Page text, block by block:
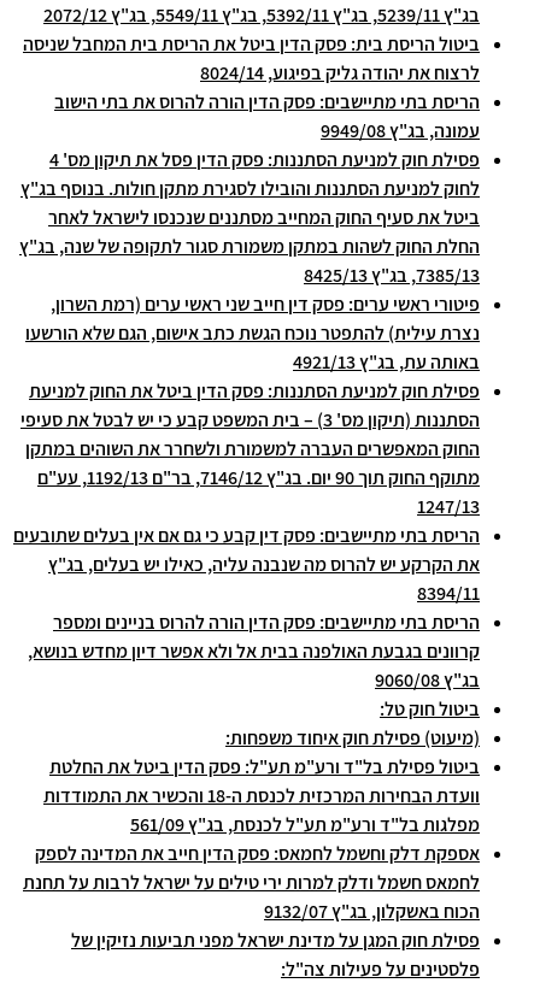
בג"ץ 5239/11, בג"ץ 5392/11, בג"ץ 5549/11, בג"ץ 2072/12
ביטול הריסת בית: פסק הדין ביטל את הריסת בית המחבל שניסה
לרצוח את יהודה גליק בפיגוע, 8024/14
הריסת בתי מתיישבים: פסק הדין הורה להרוס את בתי הישוב
עמונה, בג"ץ 9949/08
פסילת חוק למניעת הסתננות: פסק הדין פסל את תיקון מס' 4
לחוק למניעת הסתננות והובילו לסגירת מתקן חולות. בנוסף בג"ץ
ביטל את סעיף החוק המחייב מסתננים שנכנסו לישראל לאחר
החלת החוק לשהות במתקן משמורת סגור לתקופה של שנה, בג"ץ
7385/13, בג"ץ 8425/13
פיטורי ראשי ערים: פסק דין חייב שני ראשי ערים (רמת השרון,
נצרת עילית) להתפטר נוכח הגשת כתב אישום, הגם שלא הורשעו
באותה עת, בג"ץ 4921/13
פסילת חוק למניעת הסתננות: פסק הדין ביטל את החוק למניעת
הסתננות (תיקון מס' 3) – בית המשפט קבע כי יש לבטל את סעיפי
החוק המאפשרים העברה למשמורת ולשחרר את השוהים במתקן
מתוקף החוק תוך 90 יום. בג"ץ 7146/12, בר"ם 1192/13, עע"ם
1247/13
הריסת בתי מתיישבים: פסק דין קבע כי גם אם אין בעלים שתובעים
את הקרקע יש להרוס מה שנבנה עליה, כאילו יש בעלים, בג"ץ
8394/11
הריסת בתי מתיישבים: פסק הדין הורה להרוס בניינים ומספר
קרוונים בגבעת האולפנה בבית אל ולא אפשר דיון מחדש בנושא,
בג"ץ 9060/08
ביטול חוק טל:
(מיעוט) פסילת חוק איחוד משפחות:
ביטול פסילת בל"ד ורע"מ תע"ל: פסק הדין ביטל את החלטת
וועדת הבחירות המרכזית לכנסת ה-18 והכשיר את התמודדות
מפלגות בל"ד ורע"מ תע"ל לכנסת, בג"ץ 561/09
אספקת דלק וחשמל לחמאס: פסק הדין חייב את המדינה לספק
לחמאס חשמל ודלק למרות ירי טילים על ישראל לרבות על תחנת
הכוח באשקלון, בג"ץ 9132/07
פסילת חוק המגן על מדינת ישראל מפני תביעות נזיקין של
פלסטינים על פעילות צה"ל: